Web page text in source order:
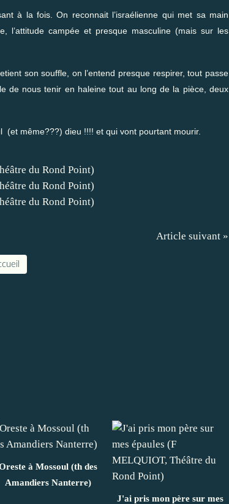
à la fois. On reconnait l’israélienne qui met sa main
l’attitude campée et presque masculine (mais sur les
son souffle, on l’entend presque respirer, tout passe
de nous tenir en haleine tout au long de la pièce, deux
(et même???) dieu !!!! et qui vont pourtant mourir.
Article suivant »
à Mossoul (th des
Amandiers Nanterre)
J'ai pris mon père sur mes